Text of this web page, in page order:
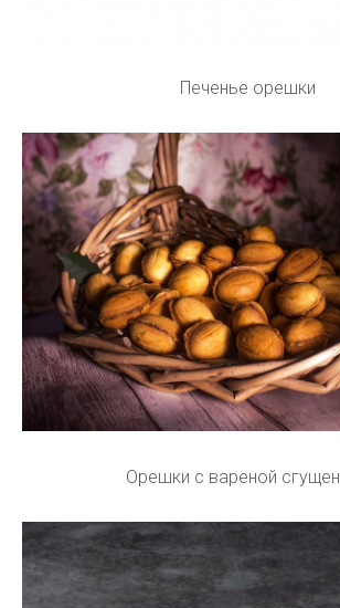
Печенье орешки
Орешки с вареной